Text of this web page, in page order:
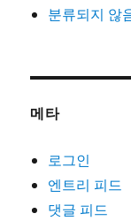
분류되지 않
메타
로그인
엔트리 피드
댓글 피드